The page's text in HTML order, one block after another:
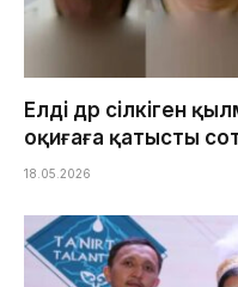
Елді дүр сілкіген
оқиғаға қатысты
18.05.2026